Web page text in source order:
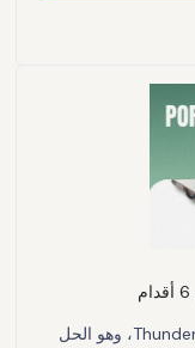
نقدم لك منحدر الكراسي المتحركة المحمول Thunder، وهو الحل